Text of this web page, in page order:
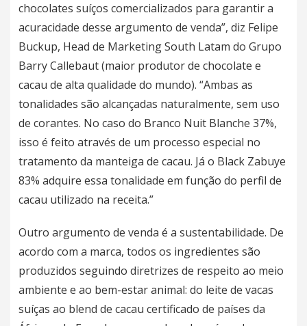
chocolates suíços comercializados para garantir a
acuracidade desse argumento de venda”, diz Felipe
Buckup, Head de Marketing South Latam do Grupo
Barry Callebaut (maior produtor de chocolate e
cacau de alta qualidade do mundo). “Ambas as
tonalidades são alcançadas naturalmente, sem uso
de corantes. No caso do Branco Nuit Blanche 37%,
isso é feito através de um processo especial no
tratamento da manteiga de cacau. Já o Black Zabuye
83% adquire essa tonalidade em função do perfil de
cacau utilizado na receita.”
Outro argumento de venda é a sustentabilidade. De
acordo com a marca, todos os ingredientes são
produzidos seguindo diretrizes de respeito ao meio
ambiente e ao bem-estar animal: do leite de vacas
suíças ao blend de cacau certificado de países da